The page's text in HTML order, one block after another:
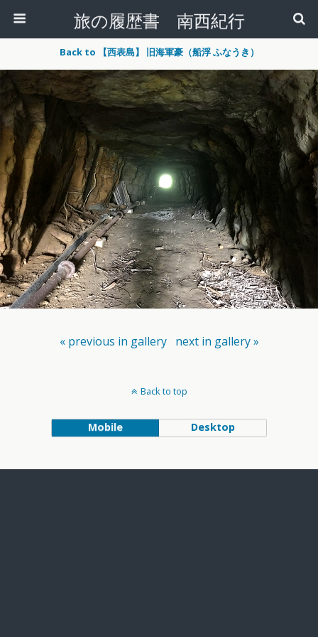
旅の履歴書 南西紀行
Back to 【西表島】 旧海軍豪（船浮 ふなうき）
« previous in gallery next in gallery »
Back to top
Mobile Desktop